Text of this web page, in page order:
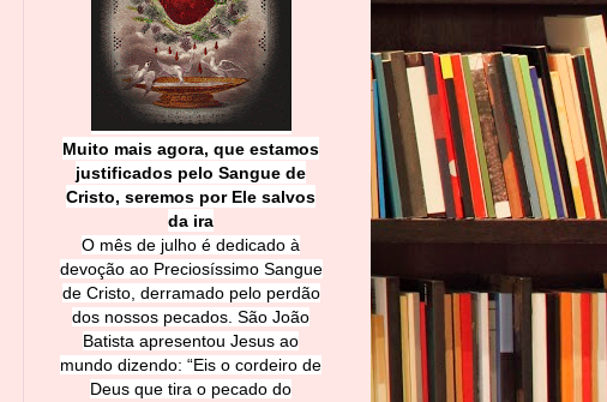
Muito mais agora, que estamos
justificados pelo Sangue de
Cristo, seremos por Ele salvos
da ira
O mês de julho é dedicado à
devoção ao Preciosíssimo Sangue
de Cristo, derramado pelo perdão
dos nossos pecados. São João
Batista apresentou Jesus ao
mundo dizendo: “Eis o cordeiro de
Deus que tira o pecado do